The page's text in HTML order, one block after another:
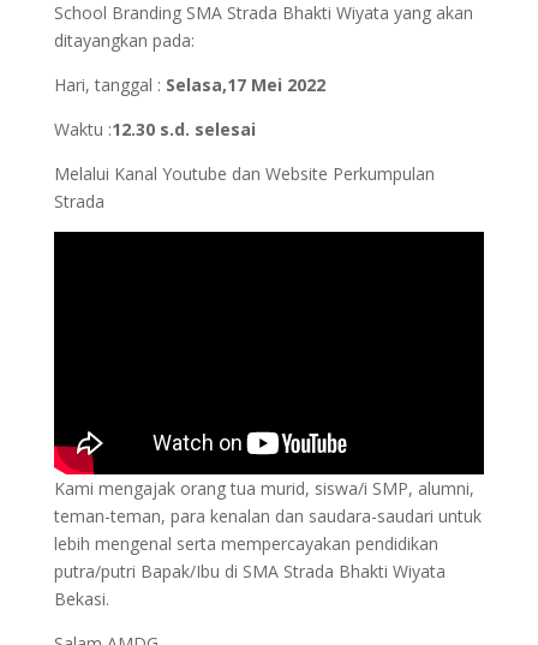
School Branding SMA Strada Bhakti Wiyata yang akan
ditayangkan pada:
Hari, tanggal : Selasa,17 Mei 2022
Waktu :12.30 s.d. selesai
Melalui Kanal Youtube dan Website Perkumpulan
Strada
Kami mengajak orang tua murid, siswa/i SMP, alumni,
teman-teman, para kenalan dan saudara-saudari untuk
lebih mengenal serta mempercayakan pendidikan
putra/putri Bapak/Ibu di SMA Strada Bhakti Wiyata
Bekasi.